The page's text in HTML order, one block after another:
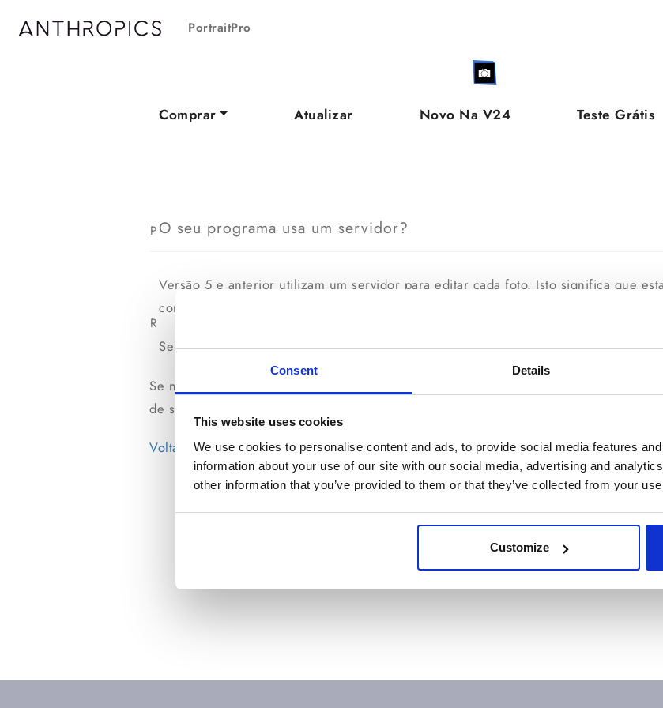
Consent Details
This website uses cookies
We use cookies to personalise content and ads, to provide social media features
information about your use of our site with our social media, advertising and
other information that you’ve provided to them or that they’ve collected from your
Customize
PortraitPro
Comprar Atualizar Novo Na V24 Teste Grátis
PO seu programa usa um servidor?
R
Versão 5 e anterior utilizam um servidor para editar cada foto. Isto significa que
computadores com acesso a Internet. O servidor executa uma parte pequena mais
Servidores não são utilizados a partir da versão 6.
Se não tiver encontrado a resposta para a sua pergunta,
de suporte.
Voltar